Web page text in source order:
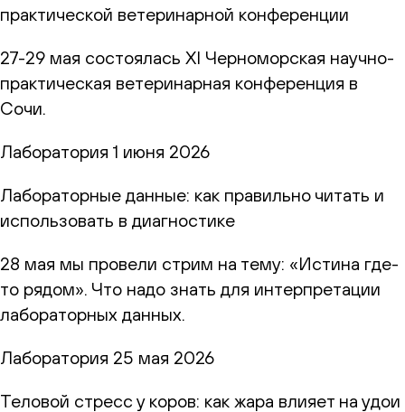
практической ветеринарной конференции
27-29 мая состоялась XI Черноморская научно-
практическая ветеринарная конференция в
Сочи.
Лаборатория 1 июня 2026
Лабораторные данные: как правильно читать и
использовать в диагностике
28 мая мы провели стрим на тему: «Истина где-
то рядом». Что надо знать для интерпретации
лабораторных данных.
Лаборатория 25 мая 2026
Теловой стресс у коров: как жара влияет на удои